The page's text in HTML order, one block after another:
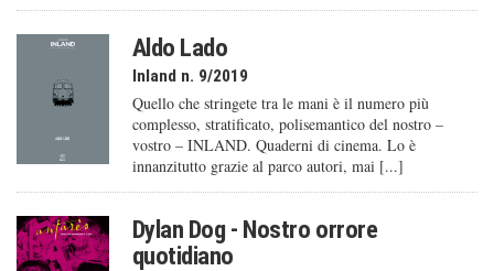
Aldo Lado
Inland n. 9/2019
Quello che stringete tra le mani è il numero più
complesso, stratificato, polisemantico del nostro –
vostro – INLAND. Quaderni di cinema. Lo è
innanzitutto grazie al parco autori, mai [...]
Dylan Dog - Nostro orrore
quotidiano